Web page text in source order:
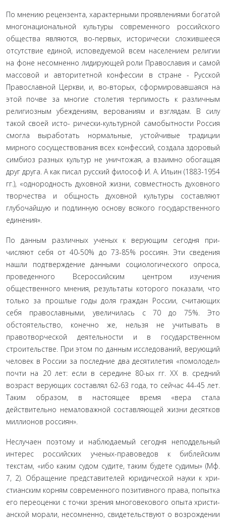
По мнению рецензента, характерными проявлениями бо­гатой
многонациональной культуры современного российско­го
общества являются, во-первых, исторически сложившееся
отсутствие единой, исповедуемой всем населением религии
на фоне несомненно лидирующей роли Православия и самой
массовой и авторитетной конфессии в стране - Русской
Право­славной Церкви, и, во-вторых, сформировавшаяся на
этой по­чве за многие столетия терпимость к различным
религиозным убеждениям, верованиям и взглядам. В силу
такой своей исто- рически-культурной самобытности Россия
смогла выработать нормальные, устойчивые традиции
мирного сосуществования всех конфессий, создала здоровый
симбиоз разных культур не уничтожая, а взаимно обогащая
друг друга. А как писал рус­ский философ И. А. Ильин (1883-1954
гг.), «однородность ду­ховной жизни, совместность духовного
творчества и общность духовной культуры составляют
глубочайшую и подлинную основу всякого государственного
единения».
По данным различных ученых к верующим сегодня при­
числяют себя от 40-50% до 73-85% россиян. Эти сведения
наш­ли подтверждение данными социологического опроса,
про­веденного Всероссийским центром изучения
общественного мнения, результаты которого показали, что
только за про­шлые годы доля граждан России, считающих
себя православ­ными, увеличилась с 70 до 75%. Это
обстоятельство, конечно же, нельзя не учитывать в
правотворческой деятельности и в государственном
строительстве. При этом по данным исследо­ваний, верующий
человек в России за последние два десяти­летия «помолодел»
почти на 20 лет: если в середине 80-ых гг. XX в. средний
возраст верующих составлял 62-63 года, то сей­час 44-45 лет.
Таким образом, в настоящее время «вера стала
действительно немаловажной составляющей жизни десятков
миллионов россиян».
Неслучаен поэтому и наблюдаемый сегодня неподдель­ный
интерес российских ученых-правоведов к библейским
текстам, «ибо каким судом судите, таким будете судимы» (Мф.
7, 2). Обращение представителей юридической науки к хри­
стианским корням современного позитивного права, попытка
его переоценки с точки зрения многовекового опыта христи­
анской морали, несомненно, свидетельствуют о возрождении